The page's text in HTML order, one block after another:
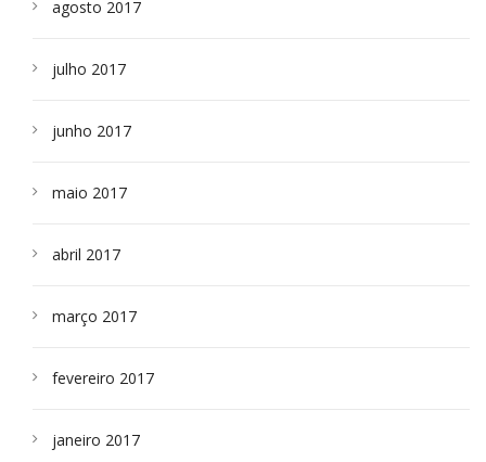
agosto 2017
julho 2017
junho 2017
maio 2017
abril 2017
março 2017
fevereiro 2017
janeiro 2017